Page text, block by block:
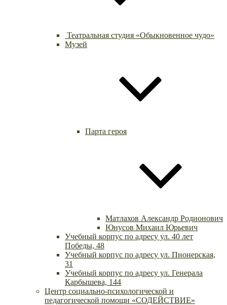
Театральная студия «Обыкновенное чудо»
Музей
Парта героя
Матлахов Александр Родионович
Юнусов Михаил Юрьевич
Учебный корпус по адресу ул. 40 лет
Победы, 48
Учебный корпус по адресу ул. Пионерская,
31
Учебный корпус по адресу ул. Генерала
Карбышева, 144
Центр социально-психологической и
педагогической помощи «СОДЕЙСТВИЕ»